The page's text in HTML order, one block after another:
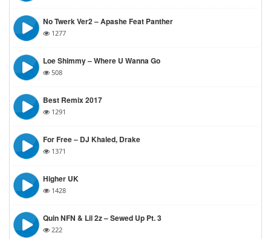
No Twerk Ver2 – Apashe Feat Panther
1277
Loe Shimmy – Where U Wanna Go
508
Best Remix 2017
1291
For Free – DJ Khaled, Drake
1371
Higher UK
1428
Quin NFN & Lil 2z – Sewed Up Pt. 3
222